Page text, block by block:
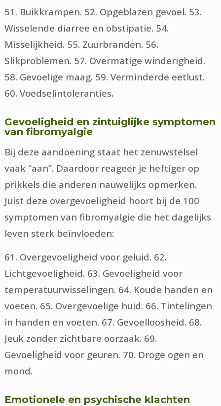
51. Buikkrampen. 52. Opgeblazen gevoel. 53.
Wisselende diarree en obstipatie. 54.
Misselijkheid. 55. Zuurbranden. 56.
Slikproblemen. 57. Overmatige winderigheid.
58. Gevoelige maag. 59. Verminderde eetlust.
60. Voedselintoleranties.
Gevoeligheid en zintuiglijke symptomen
van fibromyalgie
Bij deze aandoening staat het zenuwstelsel
vaak “aan”. Daardoor reageer je heftiger op
prikkels die anderen nauwelijks opmerken.
Juist deze overgevoeligheid hoort bij de 100
symptomen van fibromyalgie die het dagelijks
leven sterk beïnvloeden:
61. Overgevoeligheid voor geluid. 62.
Lichtgevoeligheid. 63. Gevoeligheid voor
temperatuurwisselingen. 64. Koude handen en
voeten. 65. Overgevoelige huid. 66. Tintelingen
in handen en voeten. 67. Gevoelloosheid. 68.
Jeuk zonder zichtbare oorzaak. 69.
Gevoeligheid voor geuren. 70. Droge ogen en
mond.
Emotionele en psychische klachten